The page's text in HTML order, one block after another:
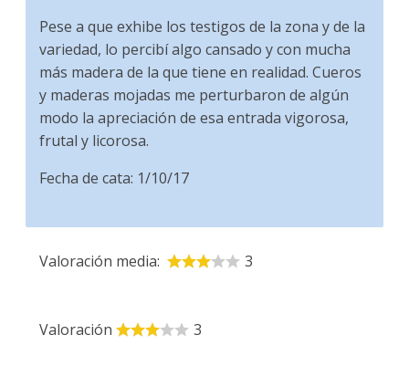
Pese a que exhibe los testigos de la zona y de la
variedad, lo percibí algo cansado y con mucha
más madera de la que tiene en realidad. Cueros
y maderas mojadas me perturbaron de algún
modo la apreciación de esa entrada vigorosa,
frutal y licorosa.
Fecha de cata: 1/10/17
Valoración media: 3
Valoración 3